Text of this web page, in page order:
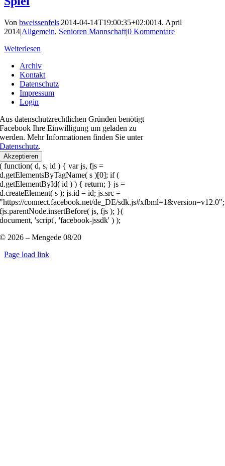
Von bweissenfels|2014-04-14T19:00:35+02:0014. April
2014|Allgemein, Senioren Mannschaft|0 Kommentare
Weiterlesen
Archiv
Kontakt
Datenschutz
Impressum
Login
Aus datenschutzrechtlichen Gründen benötigt
Facebook Ihre Einwilligung um geladen zu
werden. Mehr Informationen finden Sie unter
Datenschutz.
Akzeptieren
( function( d, s, id ) { var js, fjs =
d.getElementsByTagName( s )[0]; if (
d.getElementById( id ) ) { return; } js =
d.createElement( s ); js.id = id; js.src =
"https://connect.facebook.net/de_DE/sdk.js#xfbml=1&version=v12.0";
fjs.parentNode.insertBefore( js, fjs ); }(
document, 'script', 'facebook-jssdk' ) );
© 2026 – Mengede 08/20
Page load link